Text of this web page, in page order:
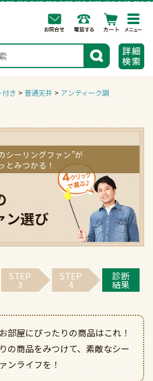
検索
付き 普通天井
アンティーク調
シーリングファン”が
とみつかる！
ン選び
STEP
3
STEP
4
診断
結果
部屋にぴったりの商品はこれ！
の商品をみつけて、素敵なシー
ンライフを！